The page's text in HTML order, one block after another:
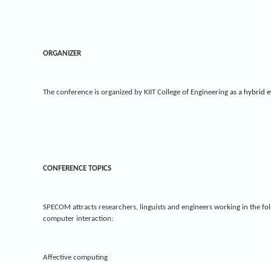
ORGANIZER
The conference is organized by KIIT College of Engineering as a hybrid
CONFERENCE TOPICS
SPECOM attracts researchers, linguists and engineers working in the
computer interaction:
Affective computing